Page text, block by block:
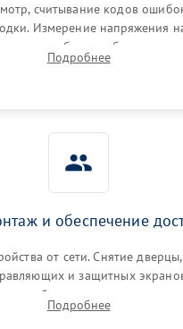
считывание кодов
Измерение напряжения
жалоб на проблемы с
управления или
Подробнее
и обеспечение
от сети. Снятие
и защитных
панели для прямого
элементам, плате и
Подробнее